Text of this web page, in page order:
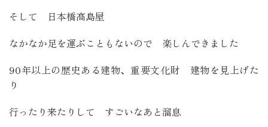
そして 日本橋高島屋
なかなか足を運ぶこともないので 楽しんできました
90年以上の歴史ある建物、重要文化財 建物を見上げた
り
行ったり来たりして すごいなあと溜息